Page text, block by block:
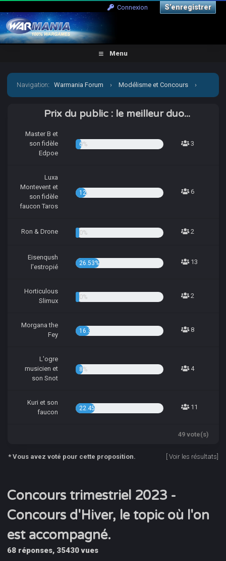
Connexion S’enregistrer
Menu
Navigation:Warmania Forum › Modélisme et Concours ›
Concours & défis Concours trimestriel 2023 - Concours
d'Hiver, le topic où l'on est accompagné.
Prix du public : le meilleur duo...
Master B et
son fidèle
Edpoe
6.12% 3
Luxa
Montevent et
son fidèle
faucon Taros
12.24% 6
Ron & Drone 4.08% 2
Eisenqush
l'estropié
26.53% 13
Horticulous
Slimux
4.08% 2
Morgana the
Fey
16.33% 8
L'ogre
musicien et
son Snot
8.16% 4
Kuri et son
faucon
22.45% 11
49 vote(s)
* Vous avez voté pour cette proposition. Voir les résultats
Concours trimestriel 2023 -
Concours d'Hiver, le topic où l'on
est accompagné.
68 réponses, 35430 vues